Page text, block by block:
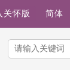
关怀版 简体